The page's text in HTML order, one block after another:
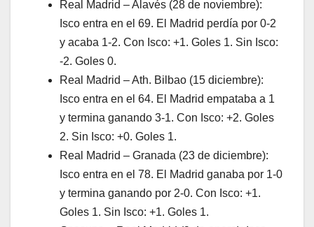
Real Madrid – Alavés (28 de noviembre):
Isco entra en el 69. El Madrid perdía por 0-2
y acaba 1-2. Con Isco: +1. Goles 1. Sin Isco:
-2. Goles 0.
Real Madrid – Ath. Bilbao (15 diciembre):
Isco entra en el 64. El Madrid empataba a 1
y termina ganando 3-1. Con Isco: +2. Goles
2. Sin Isco: +0. Goles 1.
Real Madrid – Granada (23 de diciembre):
Isco entra en el 78. El Madrid ganaba por 1-0
y termina ganando por 2-0. Con Isco: +1.
Goles 1. Sin Isco: +1. Goles 1.